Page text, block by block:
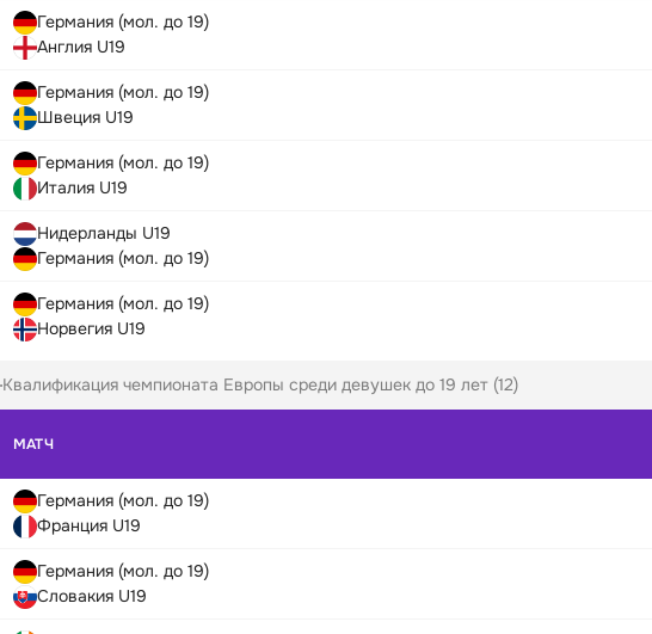
Германия (мол. до 19)
Англия U19
Германия (мол. до 19)
Швеция U19
Германия (мол. до 19)
Италия U19
Нидерланды U19
Германия (мол. до 19)
Германия (мол. до 19)
Норвегия U19
Квалификация чемпионата Европы среди девушек до 19 лет (12)
МАТЧ
Германия (мол. до 19)
Франция U19
Германия (мол. до 19)
Словакия U19